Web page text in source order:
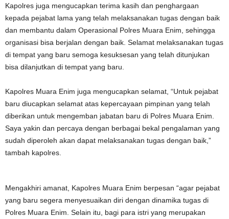
Kapolres juga mengucapkan terima kasih dan penghargaan
kepada pejabat lama yang telah melaksanakan tugas dengan baik
dan membantu dalam Operasional Polres Muara Enim, sehingga
organisasi bisa berjalan dengan baik. Selamat melaksanakan tugas
di tempat yang baru semoga kesuksesan yang telah ditunjukan
bisa dilanjutkan di tempat yang baru.
Kapolres Muara Enim juga mengucapkan selamat, “Untuk pejabat
baru diucapkan selamat atas kepercayaan pimpinan yang telah
diberikan untuk mengemban jabatan baru di Polres Muara Enim.
Saya yakin dan percaya dengan berbagai bekal pengalaman yang
sudah diperoleh akan dapat melaksanakan tugas dengan baik,”
tambah kapolres.
Mengakhiri amanat, Kapolres Muara Enim berpesan “agar pejabat
yang baru segera menyesuaikan diri dengan dinamika tugas di
Polres Muara Enim. Selain itu, bagi para istri yang merupakan